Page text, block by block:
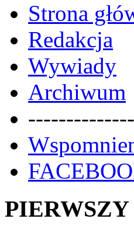
Strona
Redakcja
Wywiady
Archiwum
PIERWSZY